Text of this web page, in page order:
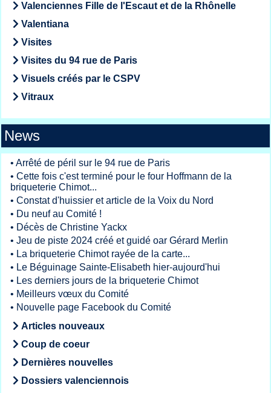
Valenciennes Fille de l'Escaut et de la Rhônelle
Valentiana
Visites
Visites du 94 rue de Paris
Visuels créés par le CSPV
Vitraux
News
• Arrêté de péril sur le 94 rue de Paris
• Cette fois c'est terminé pour le four Hoffmann de la
briqueterie Chimot...
• Constat d'huissier et article de la Voix du Nord
• Du neuf au Comité !
• Décès de Christine Yackx
• Jeu de piste 2024 créé et guidé oar Gérard Merlin
• La briqueterie Chimot rayée de la carte...
• Le Béguinage Sainte-Elisabeth hier-aujourd'hui
• Les derniers jours de la briqueterie Chimot
• Meilleurs vœux du Comité
• Nouvelle page Facebook du Comité
Articles nouveaux
Coup de coeur
Dernières nouvelles
Dossiers valenciennois